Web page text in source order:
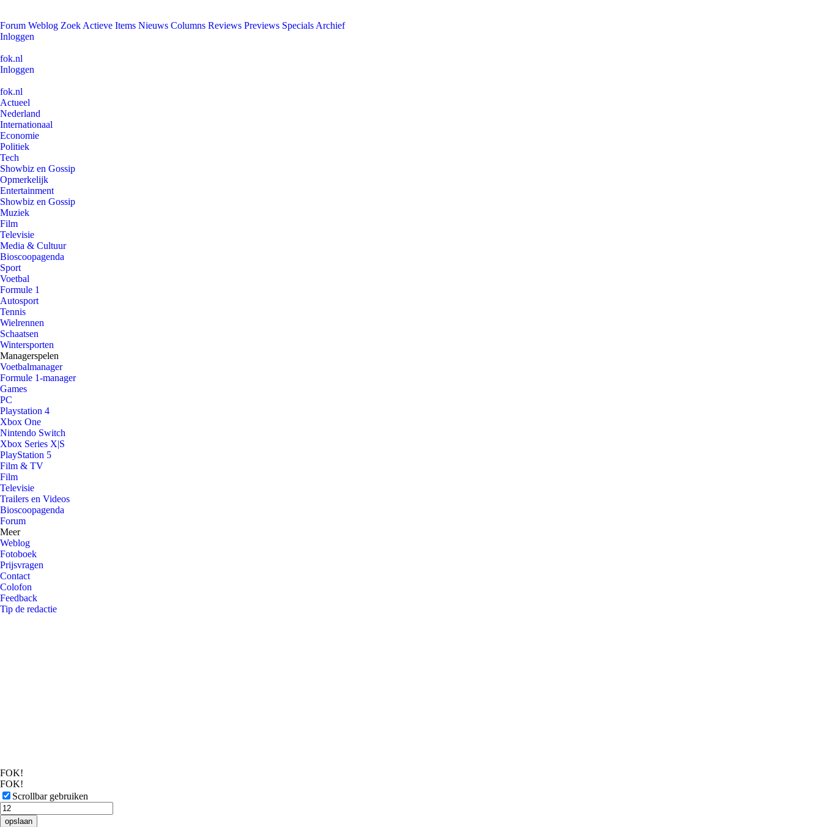
Forum Weblog Zoek Actieve Items Nieuws Columns Reviews Previews Specials Archief
Inloggen
fok.nl
Inloggen
fok.nl
Actueel
Nederland
Internationaal
Economie
Politiek
Tech
Showbiz en Gossip
Opmerkelijk
Entertainment
Showbiz en Gossip
Muziek
Film
Televisie
Media & Cultuur
Bioscoopagenda
Sport
Voetbal
Formule 1
Autosport
Tennis
Wielrennen
Schaatsen
Wintersporten
Managerspelen
Voetbalmanager
Formule 1-manager
Games
PC
Playstation 4
Xbox One
Nintendo Switch
Xbox Series X|S
PlayStation 5
Film & TV
Film
Televisie
Trailers en Videos
Bioscoopagenda
Forum
Meer
Weblog
Fotoboek
Prijsvragen
Contact
Colofon
Feedback
Tip de redactie
FOK!
FOK!
Scrollbar gebruiken
opslaan